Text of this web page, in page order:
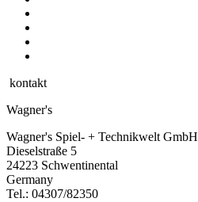
kontakt
Wagner's
Wagner's Spiel- + Technikwelt GmbH
Dieselstraße 5
24223 Schwentinental
Germany
Tel.: 04307/82350